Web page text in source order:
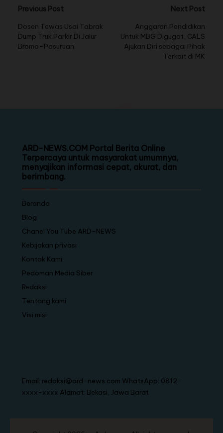
Previous Post
Dosen Tewas Usai Tabrak
Dump Truk Parkir Di Jalur
Bromo–Pasuruan
Next Post
Anggaran Pendidikan
Untuk MBG Digugat, CALS
Ajukan Diri sebagai Pihak
Terkait di MK
ARD-NEWS.COM Portal Berita Online
Terpercaya untuk masyarakat umumnya,
menyajikan informasi cepat, akurat, dan
berimbang.
Beranda
Blog
Chanel You Tube ARD-NEWS
Kebijakan privasi
Kontak Kami
Pedoman Media Siber
Redaksi
Tentang kami
Visi misi
Email: redaksi@ard-news.com WhatsApp: 0812-
xxxx-xxxx Alamat: Bekasi, Jawa Barat